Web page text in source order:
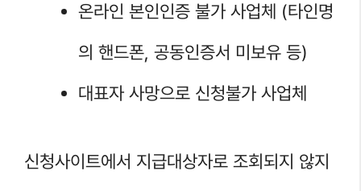
온라인 본인인증 불가 사업체 (타인명
의 핸드폰, 공동인증서 미보유 등)
대표자 사망으로 신청불가 사업체
신청사이트에서 지급대상자로 조회되지 않지